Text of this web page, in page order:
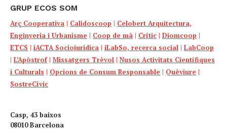
GRUP ECOS SOM
Arç Cooperativa | Calidoscoop | Celobert Arquitectura,
Enginyeria i Urbanisme | Coop de mà | Crític | Diomcoop |
ETCS | iACTA Sociojuridica | iLabSo, recerca social | LabCoop
| L’Apòstrof| Missatgers Trèvol | Nusos Activitats Científiques
i Culturals | Opcions de Consum Responsable | Quèviure |
SostreCívic
Casp, 43 baixos
08010 Barcelona